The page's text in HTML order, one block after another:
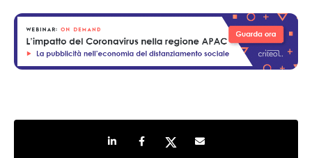
Share on LinkedIn
Share on Facebook
Share on TwitterShare by e-mail